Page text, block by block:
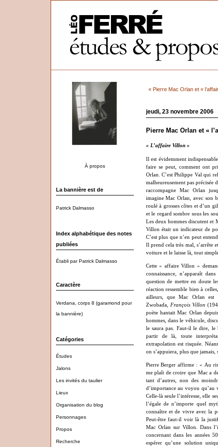
À propos
La bannière est de
Patrick Dalmasso
Index alphabétique des notes
publiées
Établi par Patrick Dalmasso
Caractère
Verdana, corps 8 (garamond pour
la bannière)
Catégories
Études
Jalons
Les invités du taulier
Lieux
Organisation du blog
Personnages
Propos
Recherche
« Pierre Mac Orlan et «
jeudi, 23 novembre 2006
Pierre Mac Orlan et «
« L’affaire Villon »
Il est évidemment
faire se peut, comment ont
Orlan. C’est Philippe Val qui
malheureusement pas précisée
raccompagne Mac Orlan
imagine Mac Orlan, avec son
roulé à grosses côtes et d’un
et le regard sombre sous les
Les deux hommes discutent et
Villon était un indicateur de
C’est plus que n’en peut
Il prend cela très mal, s’arrête
voiture et le laisse là, tout
Cette « affaire Villon »
connaissance, n’apparaît
question de mettre en doute
réaction ressemble bien à
ailleurs, que Mac Orlan est
Zwobada,
François Villon
poète hantait Mac Orlan
hommes, dans le véhicule,
le saura pas. Faut-il le dire, le
partir de là, toute
extrapolation est risquée.
on s’appuiera, plus que
Pierre Berger affirme : « Au
me plaît de croire que Mac a
tant d’autres, non des
d’importance au voyou
Celle-là seule l’intéresse, elle
l’égale de n’importe quel
connaître et de vivre avec la
Peut-être faut-il voir là la
Mac Orlan sur Villon. Dans
concernant dans les années
espérer qu’une solution